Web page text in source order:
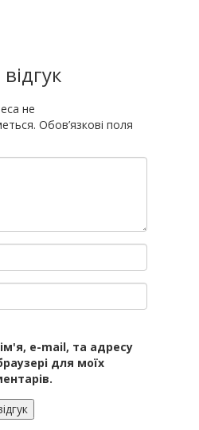
не
Обов’язкові поля
e-mail, та адресу
для моїх